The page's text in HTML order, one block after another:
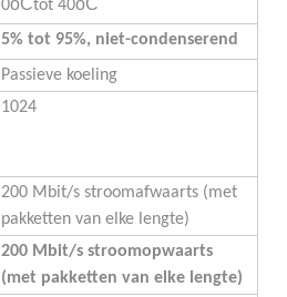
0oCtot 40oC
5% tot 95%, niet-condenserend
Passieve koeling
1024
200 Mbit/s stroomafwaarts (met
pakketten van elke lengte)
200 Mbit/s stroomopwaarts
(met pakketten van elke lengte)